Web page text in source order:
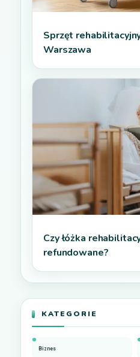
Sprzęt
Warszawa
Czy łóżka
refundowane?
KATEGORIE
Biznes